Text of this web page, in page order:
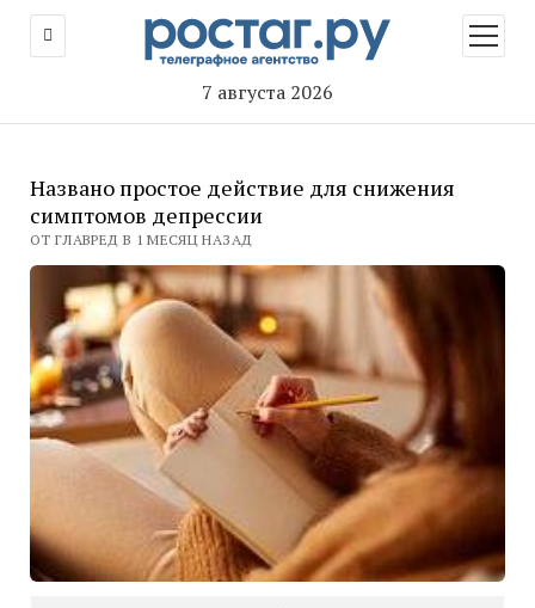
7 августа 2026
меню
Названо простое действие для снижения
симптомов депрессии
ОТ ГЛАВРЕД В 1 МЕСЯЦ НАЗАД